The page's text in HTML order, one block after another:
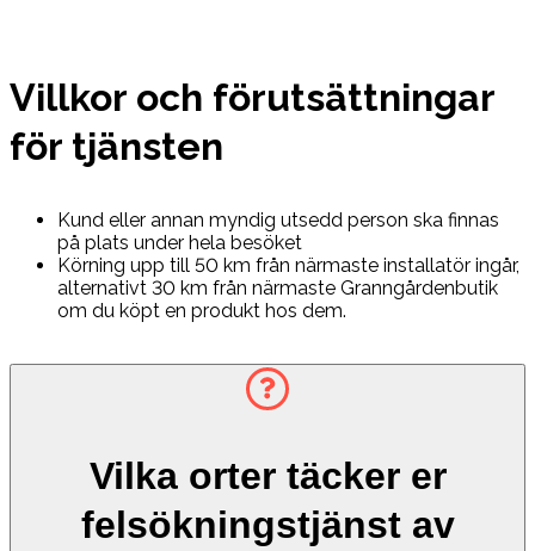
Villkor och förutsättningar
för tjänsten
Kund eller annan myndig utsedd person ska finnas
på plats under hela besöket
Körning upp till 50 km från närmaste installatör ingår,
alternativt 30 km från närmaste Granngårdenbutik
om du köpt en produkt hos dem.
Vilka orter täcker er
felsökningstjänst av